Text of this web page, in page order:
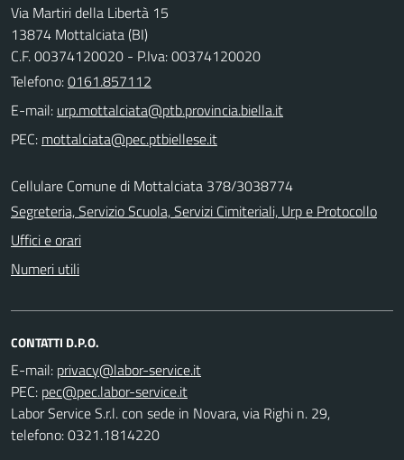
Via Martiri della Libertà 15
13874 Mottalciata (BI)
C.F. 00374120020 - P.Iva: 00374120020
Telefono:0161.857112
E-mail:
PEC:
Cellulare Comune di Mottalciata 378/3038774
Segreteria, Servizio Scuola, Servizi Cimiteriali, Urp e Protocollo
Uffici e orari
Numeri utili
CONTATTI D.P.O.
E-mail:
PEC:
Labor Service S.r.l. con sede in Novara, via Righi n. 29,
telefono: 0321.1814220